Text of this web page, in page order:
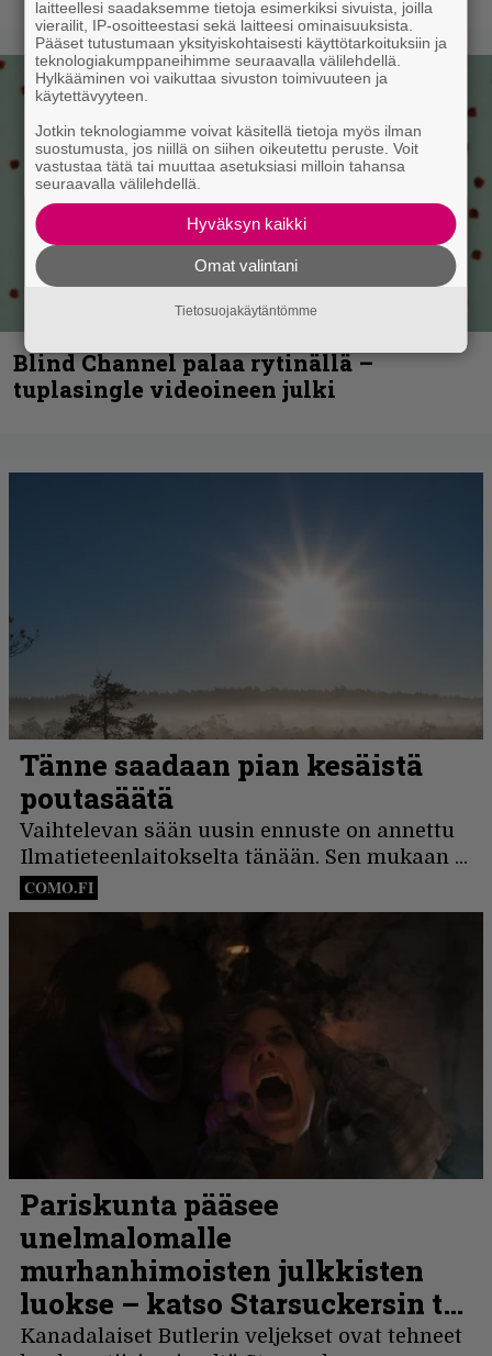
Blind Channel palaa rytinällä –
tuplasingle videoineen julki
laitteellesi saadaksemme tietoja esimerkiksi sivuista, joilla
vierailit, IP-osoitteestasi sekä laitteesi ominaisuuksista.
Pääset tutustumaan yksityiskohtaisesti käyttötarkoituksiin ja
teknologiakumppaneihimme seuraavalla välilehdellä.
Hylkääminen voi vaikuttaa sivuston toimivuuteen ja
käytettävyyteen.
Jotkin teknologiamme voivat käsitellä tietoja myös ilman
suostumusta, jos niillä on siihen oikeutettu peruste. Voit
vastustaa tätä tai muuttaa asetuksiasi milloin tahansa
seuraavalla välilehdellä.
Hyväksyn kaikki
Omat valintani
Tietosuojakäytäntömme